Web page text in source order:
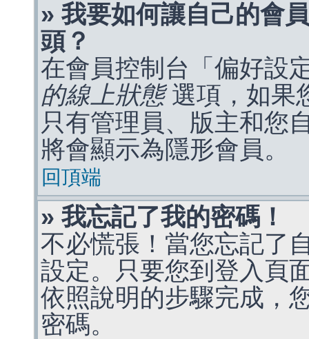
» 我要如何讓自己的會
頭？
在會員控制台「偏好設
的線上狀態選項，如果
只有管理員、版主和您
將會顯示為隱形會員。
回頂端
» 我忘記了我的密碼！
不必慌張！當您忘記了
設定。只要您到登入頁
依照說明的步驟完成，
密碼。